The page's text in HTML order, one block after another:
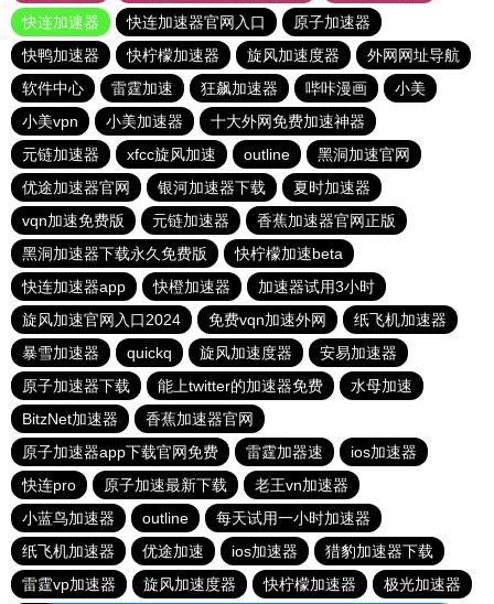
快连加速器
快连加速器官网入口
原子加速器
快鸭加速器
快柠檬加速器 旋风加速度器
外网网址导航
软件中心
雷霆加速 狂飙加速器 哔咔漫画
小美
小美vpn
小美加速器
十大外网免费加速神器
元链加速器
xfcc旋风加速 outline
黑洞加速官网
优途加速器官网
银河加速器下载
夏时加速器
vqn加速免费版
元链加速器
香蕉加速器官网正版
黑洞加速器下载永久免费版
快柠檬加速beta
快连加速器app
快橙加速器
加速器试用3小时
旋风加速官网入口2024
免费vqn加速外网
纸飞机加速器
暴雪加速器
quickq 旋风加速度器
安易加速器
原子加速器下载
能上twitter的加速器免费
水母加速
BitzNet加速器
香蕉加速器官网
原子加速器app下载官网免费
雷霆加器速
ios加速器
快连pro
原子加速最新下载
老王vn加速器
小蓝鸟加速器
outline
每天试用一小时加速器
纸飞机加速器
优途加速 ios加速器
猎豹加速器下载
雷霆vp加速器
旋风加速度器 快柠檬加速器 极光加速器